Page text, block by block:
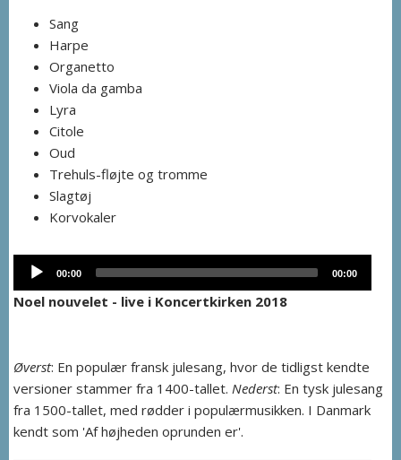
Sang
Harpe
Organetto
Viola da gamba
Lyra
Citole
Oud
Trehuls-fløjte og tromme
Slagtøj
Korvokaler
Audio
Player
00:00 00:00
Noel nouvelet - live i Koncertkirken 2018
Øverst: En populær fransk julesang, hvor de tidligst kendte
versioner stammer fra 1400-tallet. Nederst: En tysk julesang
fra 1500-tallet, med rødder i populærmusikken. I Danmark
kendt som 'Af højheden oprunden er'.